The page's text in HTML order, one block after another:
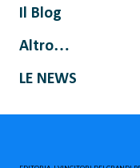
Il Blog
Altro…
LE NEWS